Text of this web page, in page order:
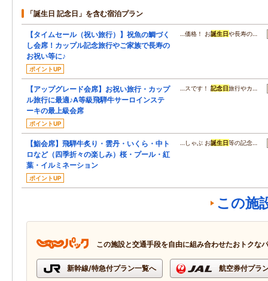
「誕生日 記念日」を含む宿泊プラン
【タイムセール（祝い旅行）】祝魚の鯛づく
し会席！カップル記念旅行やご家族で長寿の
お祝い等に♪
ポイントUP
…価格！ お誕生日や長寿の…
【アップグレード会席】お祝い旅行・カップ
ル旅行に最適♪A等級飛騨牛サーロインステ
ーキの最上級会席
ポイントUP
…スです！記念日旅行やカ…
【鮨会席】飛騨牛炙り・雲丹・いくら・中ト
ロなど（四季折々の楽しみ）桜・プール・紅
葉・イルミネーション
ポイントUP
…しゃぶ お誕生日等の記念…
この施
この施設と交通手段を自由に組み合わせたおトクな
新幹線/特急付プラン一覧へ 航空券付プラ